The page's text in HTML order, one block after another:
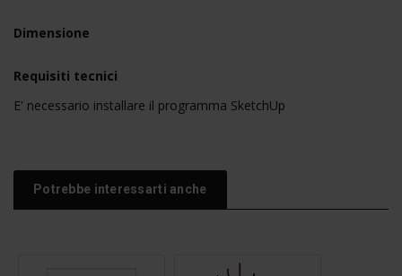
Dimensione
Requisiti tecnici
E' necessario installare il programma SketchUp
Potrebbe interessarti anche